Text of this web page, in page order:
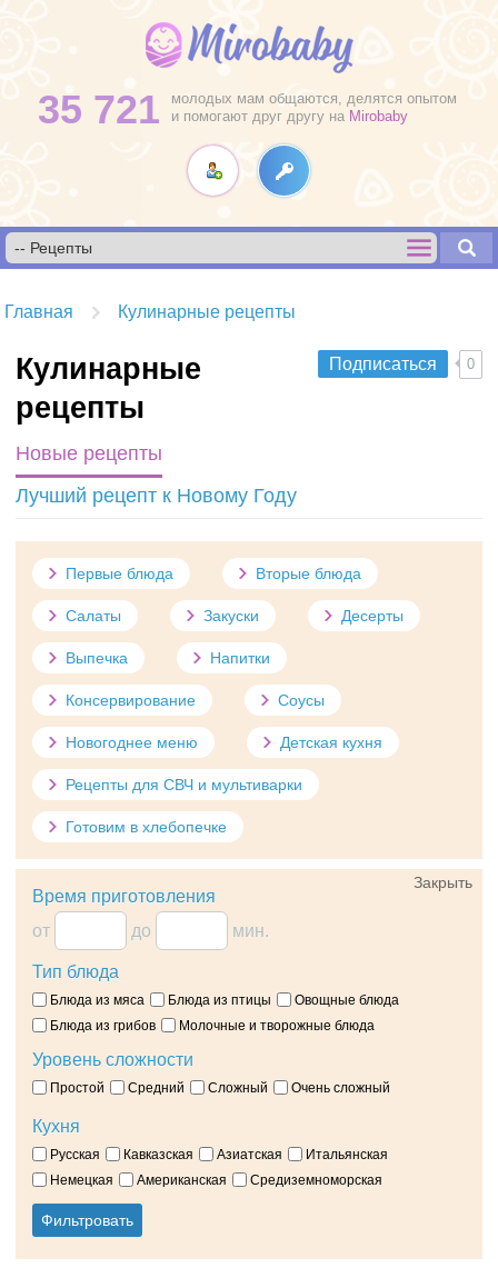
35 721
молодых мам общаются, делятся опытом
и помогают друг другу на Mirobaby
Главная Кулинарные рецепты
Подписаться 0
Кулинарные
рецепты
Новые рецепты
Лучший рецепт к Новому Году
Первые блюда Вторые блюда
Салаты Закуски Десерты
Выпечка Напитки
Консервирование Соусы
Новогоднее меню Детская кухня
Рецепты для СВЧ и мультиварки
Готовим в хлебопечке
Закрыть
Время приготовления
от
до мин.
Тип блюда
Блюда из мяса Блюда из птицы
Овощные блюда
Блюда из грибов
Молочные и творожные блюда
Уровень сложности
Простой Средний Сложный Очень сложный
Кухня
Русская Кавказская Азиатская
Итальянская
Немецкая
Американская Средиземноморская